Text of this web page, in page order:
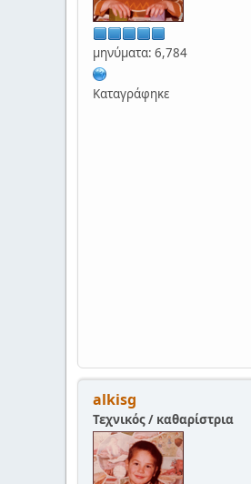
μηνύματα: 6,784
Καταγράφηκε
alkisg
Τεχνικός / καθαρίστρια